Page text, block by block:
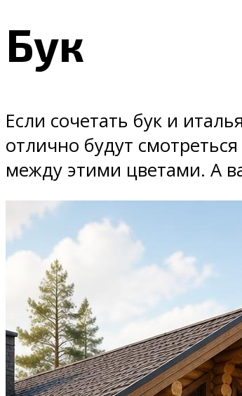
Бук
Если сочетать бук и
отлично будут
между этими цветами. А